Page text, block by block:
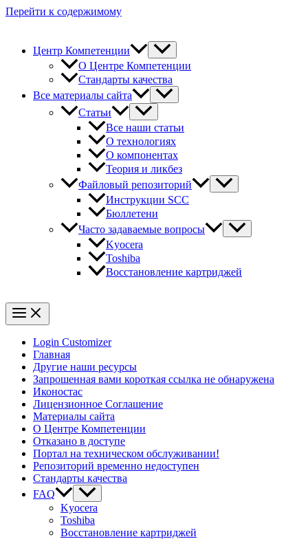
Перейти к содержимому
Центр Компетенции
О Центре Компетенции
Стандарты качества
Все материалы сайта
Статьи
Все наши статьи
О технологиях
О компонентах
Теория и ликбез
Файловый репозиторий
Инструкции SCC
Бюллетени
Часто задаваемые вопросы
Kyocera
Toshiba
Восстановление картриджей
Login Customizer
Главная
Другие наши ресурсы
Запрошенная вами короткая ссылка не обнаружена
Иконостас
Лицензионное Соглашение
Материалы сайта
О Центре Компетенции
Отказано в доступе
Портал на техническом обслуживании!
Репозиторий временно недоступен
Стандарты качества
FAQ
Kyocera
Toshiba
Восстановление картриджей